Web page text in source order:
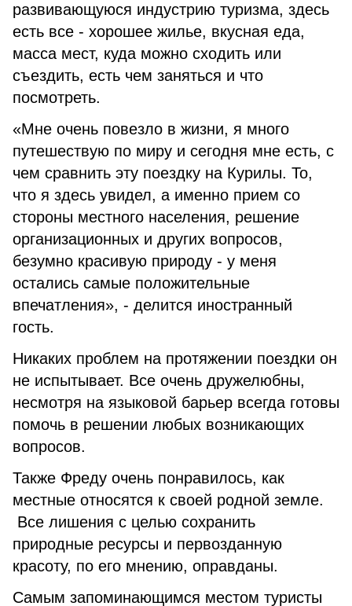
развивающуюся индустрию туризма, здесь
есть все - хорошее жилье, вкусная еда,
масса мест, куда можно сходить или
съездить, есть чем заняться и что
посмотреть.
«Мне очень повезло в жизни, я много
путешествую по миру и сегодня мне есть, с
чем сравнить эту поездку на Курилы. То,
что я здесь увидел, а именно прием со
стороны местного населения, решение
организационных и других вопросов,
безумно красивую природу - у меня
остались самые положительные
впечатления», - делится иностранный
гость.
Никаких проблем на протяжении поездки он
не испытывает. Все очень дружелюбны,
несмотря на языковой барьер всегда готовы
помочь в решении любых возникающих
вопросов.
Также Фреду очень понравилось, как
местные относятся к своей родной земле.
Все лишения с целью сохранить
природные ресурсы и первозданную
красоту, по его мнению, оправданы.
Самым запоминающимся местом туристы